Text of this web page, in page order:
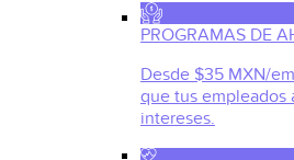
PROGRAMAS DE
Desde $35 MXN/
que tus empleados
intereses.